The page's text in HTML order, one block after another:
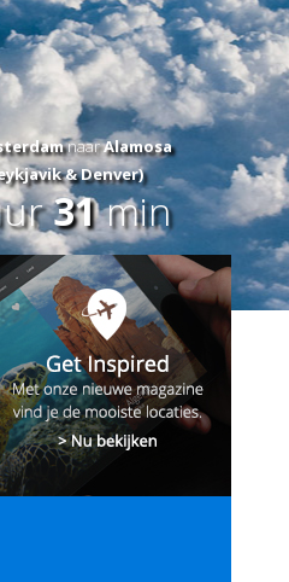
naarAlamosa
& Denver)
31min